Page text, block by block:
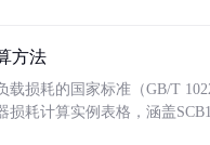
方法
损耗的国家标准（GB/T
耗计算实例表格，涵盖